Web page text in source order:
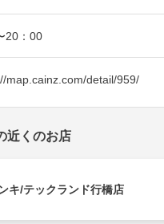
20：00
map.cainz.com/detail/959/
近くのお店
キ/テックランド行橋店